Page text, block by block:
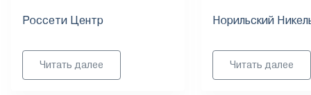
Россети Центр
Читать далее
Норильский
Читать далее